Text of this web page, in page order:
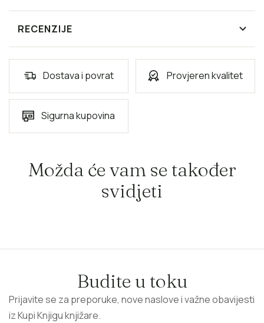
RECENZIJE
Dostava i povrat Provjeren kvalitet
Sigurna kupovina
Možda će vam se također
svidjeti
Budite u toku
Prijavite se za preporuke, nove naslove i važne obavijesti
iz Kupi Knjigu knjižare.